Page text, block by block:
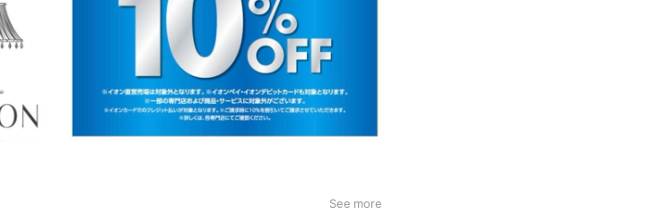
See more